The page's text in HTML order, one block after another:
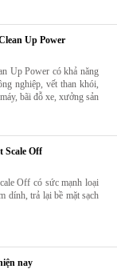
Up Power
Up Power có khả năng
nghiệp, vết than khói,
bãi đỗ xe, xưởng sản
Scale Off
Off có sức mạnh loại
dính, trả lại bề mặt sạch
nay